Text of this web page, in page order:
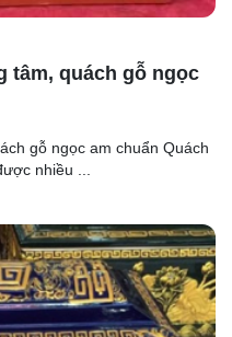
tâm, quách gỗ ngọc
gỗ ngọc am chuẩn Quách
nhiều ...